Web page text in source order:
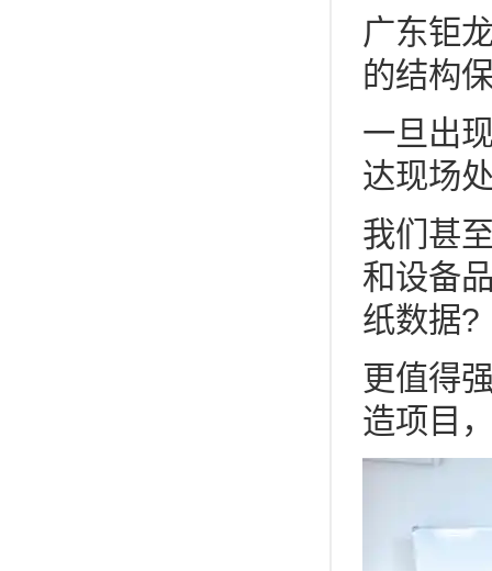
广东钜
的结构
一旦出
达现场
我们甚
和设备
纸数据?
更值得
造项目